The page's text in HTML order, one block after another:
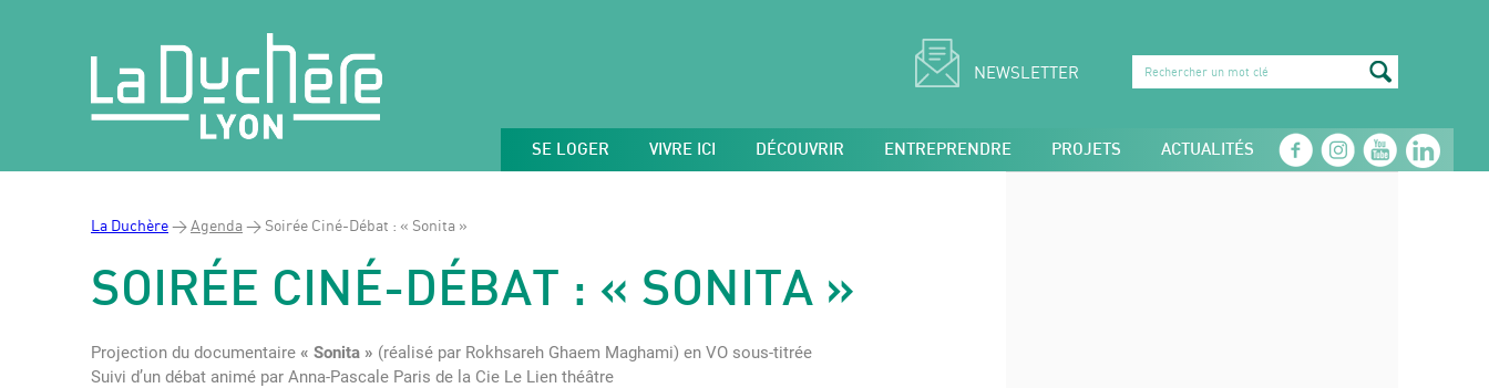
NEWSLETTER
SE LOGER VIVRE ICI DÉCOUVRIR ENTREPRENDRE PROJETS ACTUALITÉS
La Duchère>Agenda > Soirée Ciné-Débat : « Sonita »
SOIRÉE CINÉ-DÉBAT : « SONITA »
Projection du documentaire « Sonita » (réalisé par Rokhsareh Ghaem Maghami) en VO sous-titrée
Suivi d’un débat animé par Anna-Pascale Paris de la Cie Le Lien théâtre